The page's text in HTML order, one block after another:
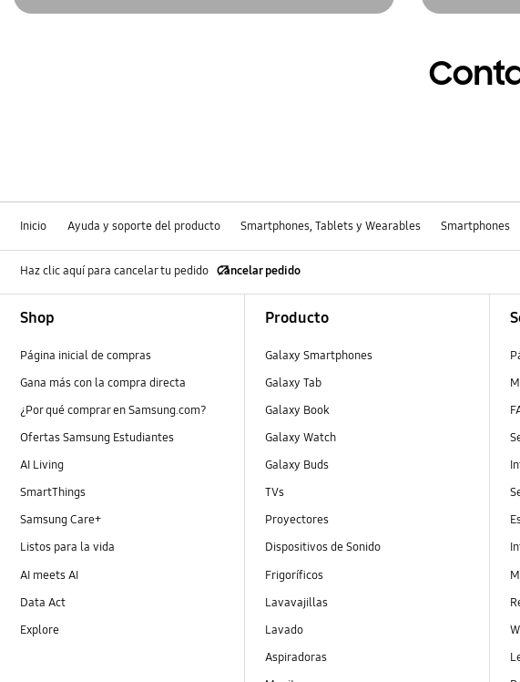
Inicio Ayuda y soporte del producto Smartphones, Tablets y Wearables Smartphones
Haz clic aquí para cancelar tu pedido Cancelar pedido
Shop
Página inicial de compras
Gana más con la compra directa
¿Por qué comprar en Samsung.com?
Ofertas Samsung Estudiantes
AI Living
SmartThings
Samsung Care+
Listos para la vida
AI meets AI
Data Act
Explore
Producto
Galaxy Smartphones
Galaxy Tab
Galaxy Book
Galaxy Watch
Galaxy Buds
TVs
Proyectores
Dispositivos de Sonido
Frigoríficos
Lavavajillas
Lavado
Aspiradoras